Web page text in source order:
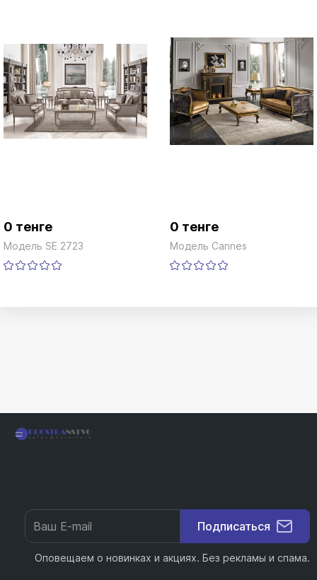
0 тенге
Модель SE 2723
0 тенге
Модель Cannes
Подписаться
Оповещаем о новинках и акциях. Без рекламы и спама.